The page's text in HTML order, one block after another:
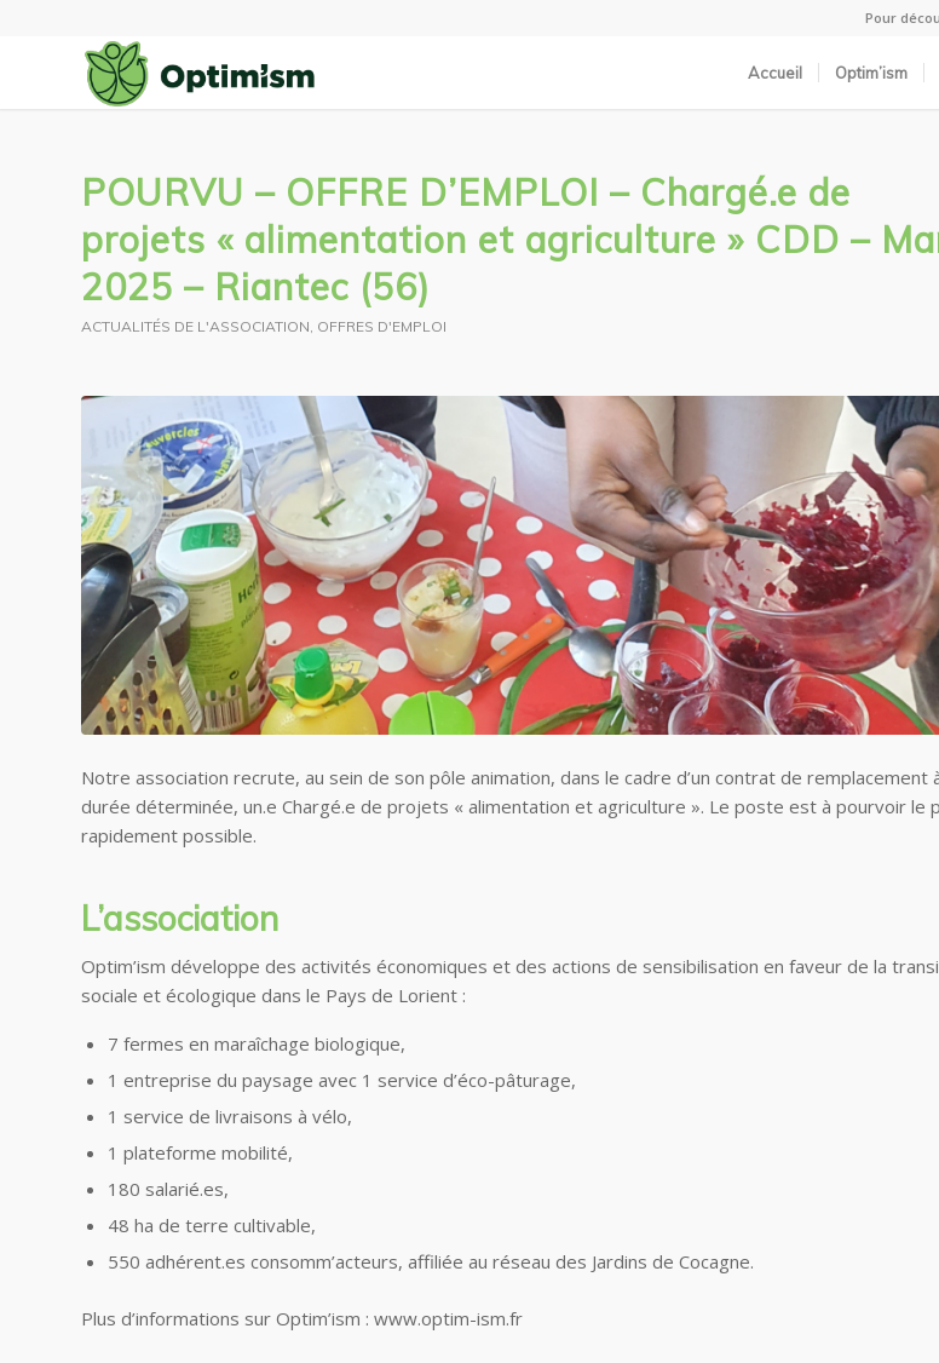
Pour
Accueil Optim’ism
POURVU – OFFRE D’EMPLOI – Chargé.e de
projets « alimentation et agriculture » CDD –
2025 – Riantec (56)
ACTUALITÉS DE L'ASSOCIATION, OFFRES D'EMPLOI
Notre association recrute, au sein de son pôle animation, dans le cadre d’un contrat de remplacement
durée déterminée, un.e Chargé.e de projets « alimentation et agriculture ». Le poste est à pourvoir le
rapidement possible.
L’association
Optim’ism développe des activités économiques et des actions de sensibilisation en faveur de la
sociale et écologique dans le Pays de Lorient :
7 fermes en maraîchage biologique,
1 entreprise du paysage avec 1 service d’éco-pâturage,
1 service de livraisons à vélo,
1 plateforme mobilité,
180 salarié.es,
48 ha de terre cultivable,
550 adhérent.es consomm’acteurs, affiliée au réseau des Jardins de Cocagne.
Plus d’informations sur Optim’ism : www.optim-ism.fr